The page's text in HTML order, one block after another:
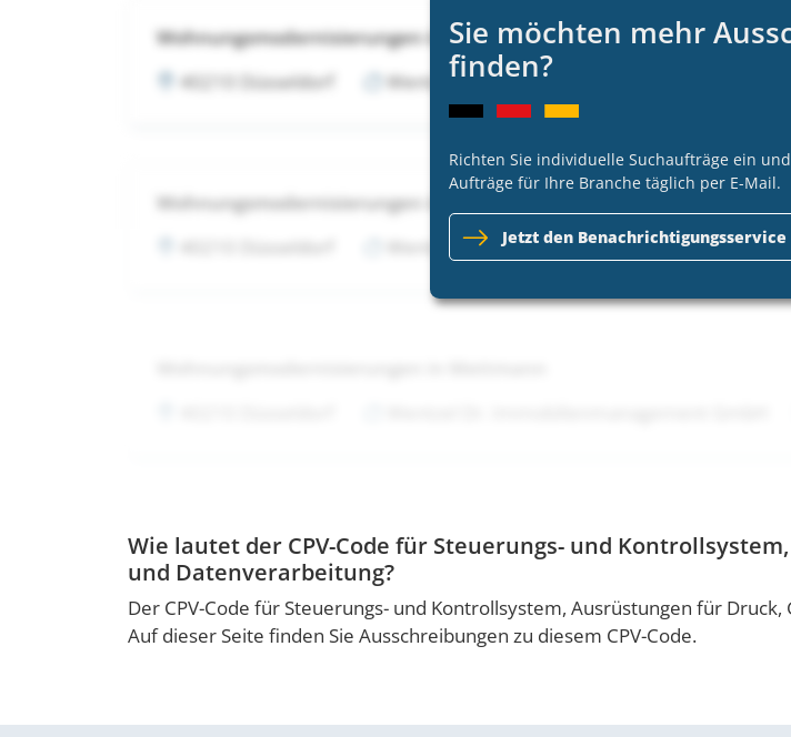
Wohnungsmodernisierungen in Mettmann
40210 Düsseldorf
Wentzel Dr. Immobilienmanagement GmbH
Wohnungsmodernisierungen in Mettmann
Wentzel Dr. Immobilienmanagement GmbH
Sie möchten mehr
finden?
Richten Sie individuelle Suchaufträge ein
Aufträge für Ihre Branche täglich per E-Mail.
Jetzt den
Wie lautet der CPV-Code für Steuerungs- und
und Datenverarbeitung?
Der CPV-Code für Steuerungs- und Kontrollsystem, Ausrüstungen für
Auf dieser Seite finden Sie Ausschreibungen zu diesem CPV-Code.